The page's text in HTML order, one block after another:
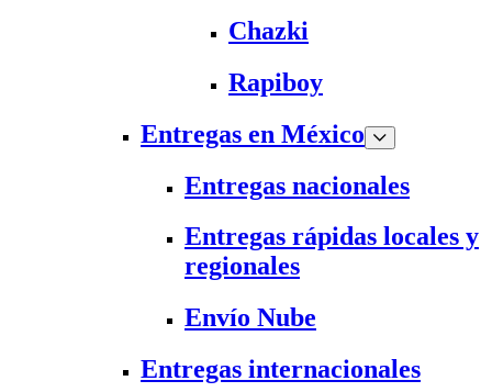
Chazki
Rapiboy
Entregas en México
Entregas nacionales
Entregas rápidas locales y
regionales
Envío Nube
Entregas internacionales